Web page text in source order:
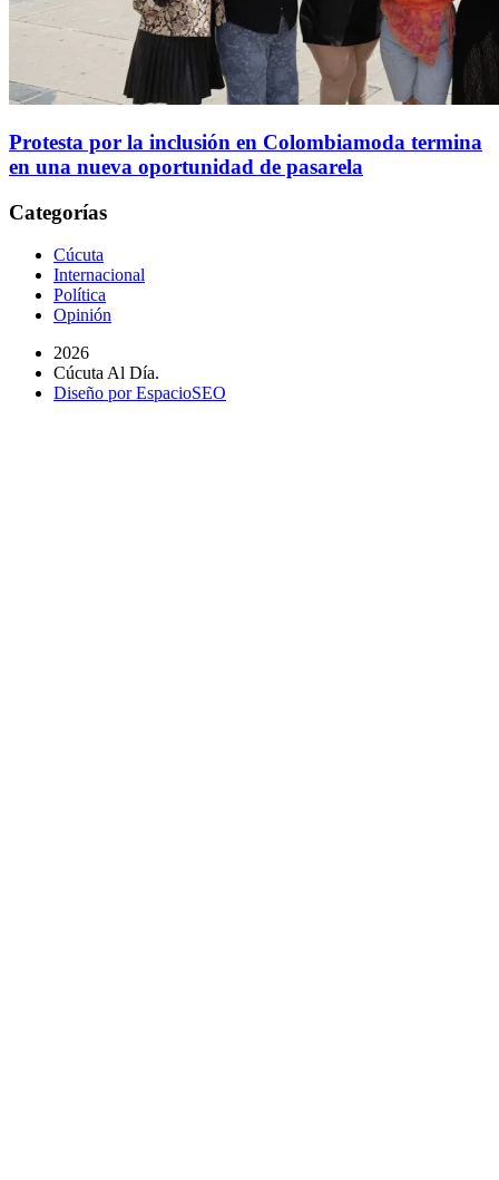
Protesta por la inclusión en Colombiamoda termina
en una nueva oportunidad de pasarela
Categorías
Cúcuta
Internacional
Política
Opinión
2026
Cúcuta Al Día.
Diseño por EspacioSEO